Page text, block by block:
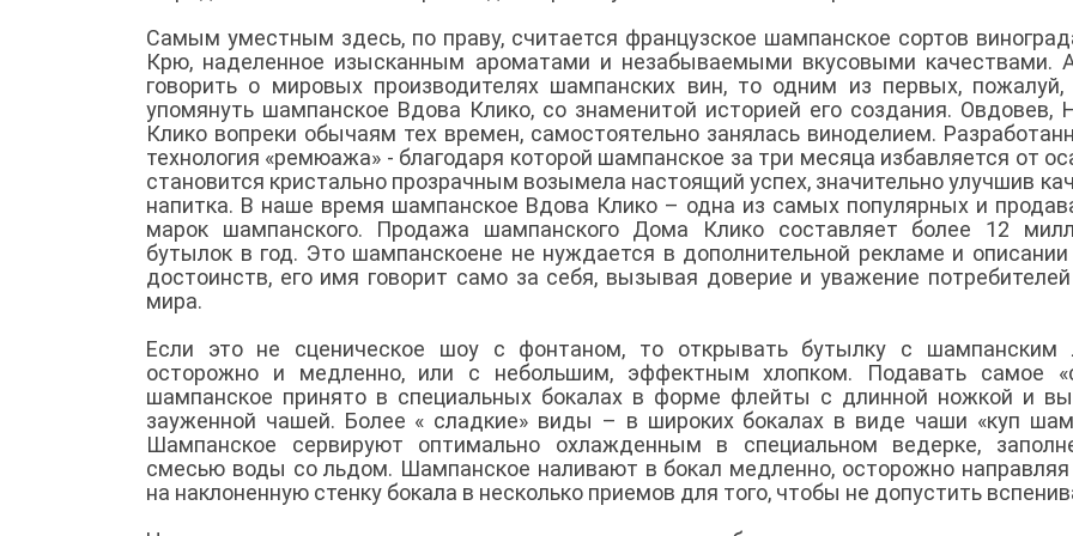
Самым уместным здесь, по праву, считается французское шампанское сортов
Крю, наделенное изысканным ароматами и незабываемыми вкусовыми качествами.
говорить о мировых производителях шампанских вин, то одним из первых, пожалуй,
упомянуть шампанское Вдова Клико, со знаменитой историей его создания. Овдовев,
Клико вопреки обычаям тех времен, самостоятельно занялась виноделием.
технология «ремюажа» - благодаря которой шампанское за три месяца избавляется от
становится кристально прозрачным возымела настоящий успех, значительно улучшив
напитка. В наше время шампанское Вдова Клико – одна из самых популярных и
марок шампанского. Продажа шампанского Дома Клико составляет более 12
бутылок в год. Это шампанскоене не нуждается в дополнительной рекламе и описании
достоинств, его имя говорит само за себя, вызывая доверие и уважение потребителей
мира.
Если это не сценическое шоу с фонтаном, то открывать бутылку с шампанским
осторожно и медленно, или с небольшим, эффектным хлопком. Подавать самое
шампанское принято в специальных бокалах в форме флейты с длинной ножкой и
зауженной чашей. Более « сладкие» виды – в широких бокалах в виде чаши «куп
Шампанское сервируют оптимально охлажденным в специальном ведерке,
смесью воды со льдом. Шампанское наливают в бокал медленно, осторожно направляя
на наклоненную стенку бокала в несколько приемов для того, чтобы не допустить